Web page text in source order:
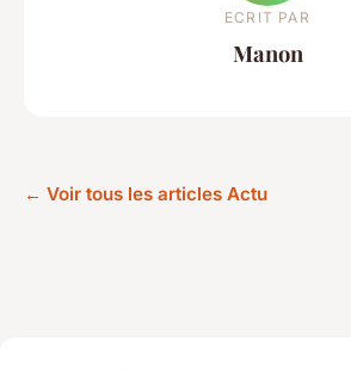
ECRIT PAR
Manon
← Voir tous les articles Actu